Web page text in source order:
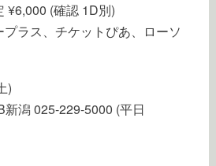
¥6,000 (確認 1D別)
ラス、チケットぴあ、ローソ
)
潟 025-229-5000 (平日